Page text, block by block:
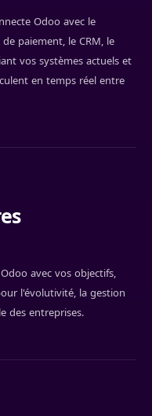
Odoo avec le
paiement, le CRM, le
vos systèmes actuels et
en temps réel entre
avec vos objectifs,
l'évolutivité, la gestion
des entreprises.